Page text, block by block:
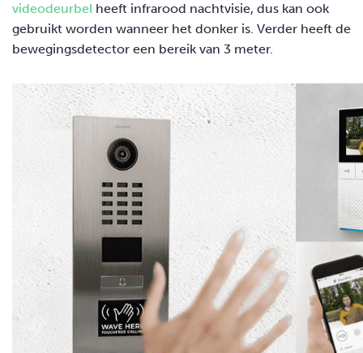
videodeurbel heeft infrarood nachtvisie, dus kan ook
gebruikt worden wanneer het donker is. Verder heeft de
bewegingsdetector een bereik van 3 meter.